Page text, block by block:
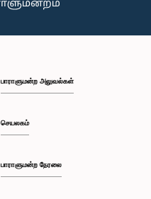
பாராளுமன்ற அலுவல்கள்
செயலகம்
பாராளுமன்ற நேரலை